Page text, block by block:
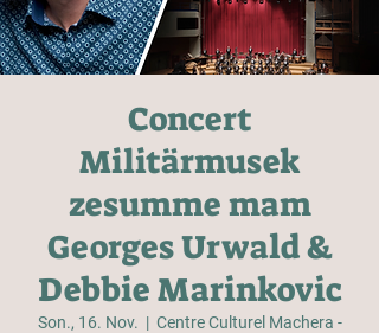
Concert
Militärmusek
zesumme mam
Georges Urwald &
Debbie Marinkovic
Son., 16. Nov.
  |
Centre Culturel Machera -